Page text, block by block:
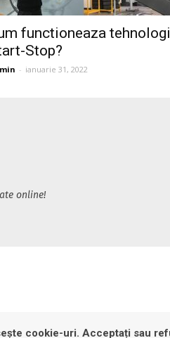
functioneaza
Stop?
- ianuarie 31, 2022
online!
cookie-uri. Acceptați sau